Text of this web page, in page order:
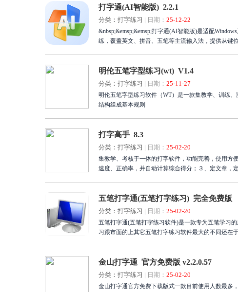
打字通(AI智能版) 2.2.1
分类：打字练习 | 日期： 25-12-22
&nbsp;&emsp;&emsp;打字通(AI智能版)是适配
练，覆盖英文、拼音、五笔等主流输入法，提供从键
明伦五笔字型练习(wt) V1.4
分类：打字练习 | 日期： 25-11-27
明伦五笔字型练习软件（WT）是一款集教学、训练、测试于一体的五
结构组成基本规则
打字高手 8.3
分类：打字练习 | 日期： 25-02-20
集教学、考核于一体的打字软件，功能完善，使用方
速度、正确率，并自动计算综合得分；３、定文章，
五笔打字通(五笔打字练习) 完全免费版
分类：打字练习 | 日期： 25-02-20
五笔打字通(五笔打字练习软件)是一款专为五笔学习
习跟市面的上其它五笔打字练习软件最大的不同还在
金山打字通 官方免费版 v2.2.0.57
分类：打字练习 | 日期： 25-02-20
金山打字通官方免费下载版式一款目前使用人数最多